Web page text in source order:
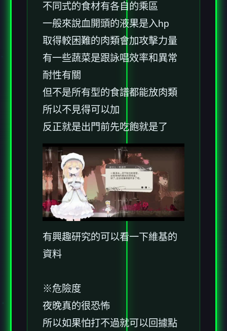
不同式的食材有各自的乘區
一般來說血開頭的液果是入hp
取得較困難的肉類會加攻擊力量
有一些蔬菜是跟詠唱效率和異常
耐性有關
但不是所有型的食譜都能放肉類
所以不見得可以加
反正就是出門前先吃飽就是了
有興趣研究的可以看一下維基的
資料
※危險度
夜晚真的很恐怖
所以如果怕打不過就可以回據點